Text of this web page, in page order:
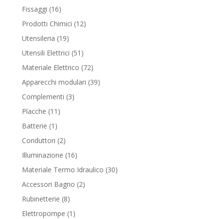
products
Fissaggi 1616
products
Prodotti Chimici 1212
Utensileria 1919
products
Utensili Elettrici 51 51
products
Materiale Elettrico 7272
products
Apparecchi modulari 3939
Complementi 33
Placche 11 11
Batterie 1 1
product
Conduttori 22
products
Illuminazione 1616
products
Materiale Termo Idraulico 3030
Accessori Bagno 22
Rubinetterie 88
products
Elettropompe 1 1